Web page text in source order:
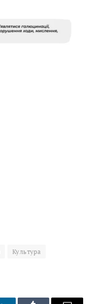
Культура